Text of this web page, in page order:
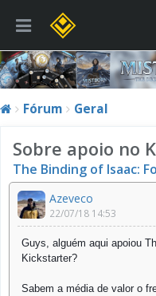
Fórum Geral
Sobre apoio no
The Binding of Isaac:
Azeveco
22/07/18 14:53
Guys, alguém aqui apoiou
Kickstarter?
Sabem a média de valor o